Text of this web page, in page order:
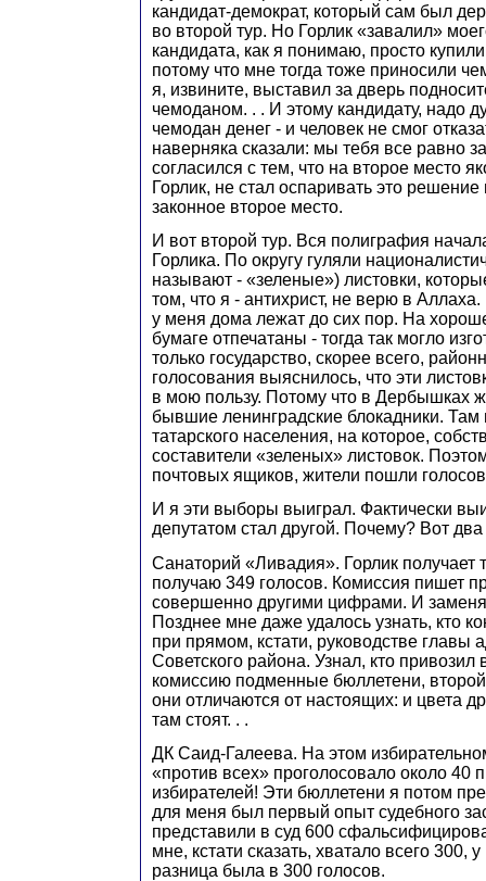
кандидат-демократ, который сам был
во второй тур. Но Горлик «завалил»
кандидата, как я понимаю, просто
потому что мне тогда тоже приносили
я, извините, выставил за дверь
чемоданом. . . И этому кандидату, надо
чемодан денег - и человек не смог
наверняка сказали: мы тебя все равно
согласился с тем, что на второе место
Горлик, не стал оспаривать это решение
законное второе место.
И вот второй тур. Вся полиграфия
Горлика. По округу гуляли
называют - «зеленые») листовки,
том, что я - антихрист, не верю в Аллаха.
у меня дома лежат до сих пор. На
бумаге отпечатаны - тогда так могло
только государство, скорее всего,
голосования выяснилось, что эти
в мою пользу. Потому что в Дербышках
бывшие ленинградские блокадники.
татарского населения, на которое,
составители «зеленых» листовок.
почтовых ящиков, жители пошли
И я эти выборы выиграл. Фактически
депутатом стал другой. Почему? Вот
Санаторий «Ливадия». Горлик получает
получаю 349 голосов. Комиссия пишет
совершенно другими цифрами. И
Позднее мне даже удалось узнать, кто
при прямом, кстати, руководстве главы
Советского района. Узнал, кто привозил
комиссию подменные бюллетени,
они отличаются от настоящих: и цвета
там стоят. . .
ДК Саид-Галеева. На этом
«против всех» проголосовало около 40
избирателей! Эти бюллетени я потом
для меня был первый опыт судебного
представили в суд 600
мне, кстати сказать, хватало всего 300,
разница была в 300 голосов.